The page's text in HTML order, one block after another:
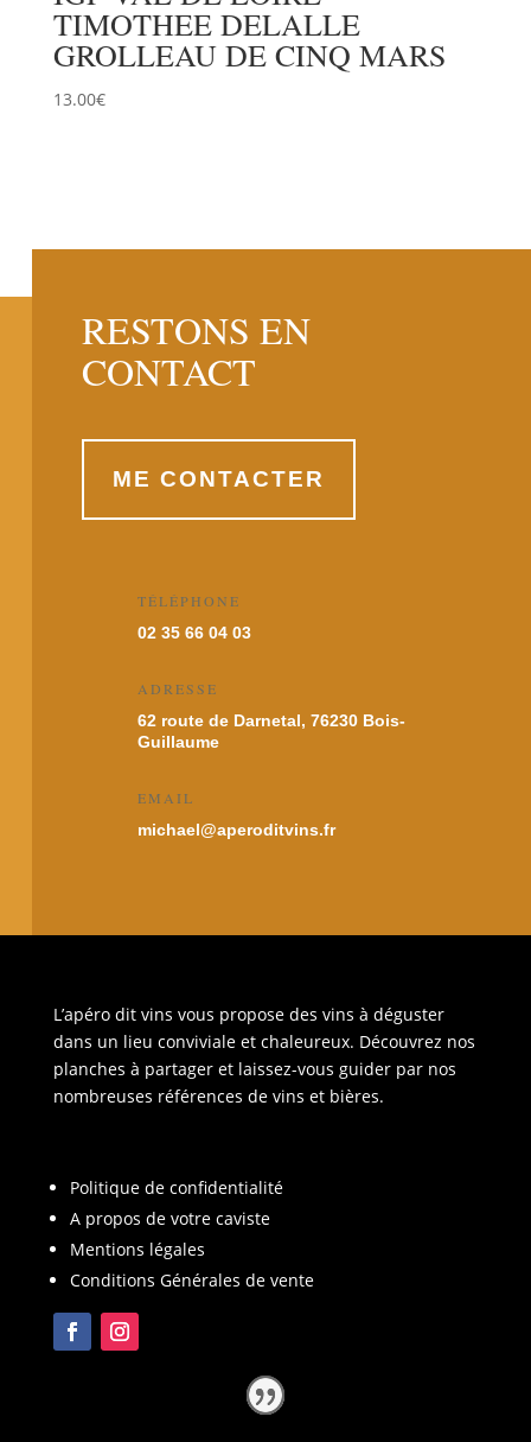
TIMOTHEE DELALLE
GROLLEAU DE CINQ MARS
13.00€
RESTONS EN
CONTACT
ME CONTACTER
TÉLÉPHONE
02 35 66 04 03
ADRESSE
62 route de Darnetal, 76230 Bois-
Guillaume
EMAIL
michael@aperoditvins.fr
L’apéro dit vins vous propose des vins à déguster
dans un lieu conviviale et chaleureux. Découvrez nos
planches à partager et laissez-vous guider par nos
nombreuses références de vins et bières.
Politique de confidentialité
A propos de votre caviste
Mentions légales
Conditions Générales de vente